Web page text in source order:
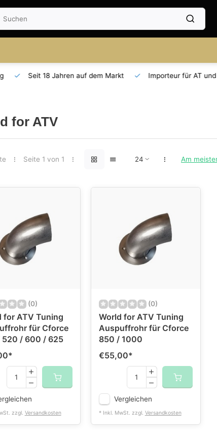
Seit 18 Jahren auf dem Markt Importeur für AT und
for ATV
Seite 1 von 1 Am
(0)
for ATV Tuning
für Cforce
/ 600 / 625
*
zzgl. Versandkosten
(0)
World for ATV Tuning
Auspuffrohr für Cforce
850 / 1000
€55,00*
Vergleichen
* Inkl. MwSt. zzgl. Versandkosten